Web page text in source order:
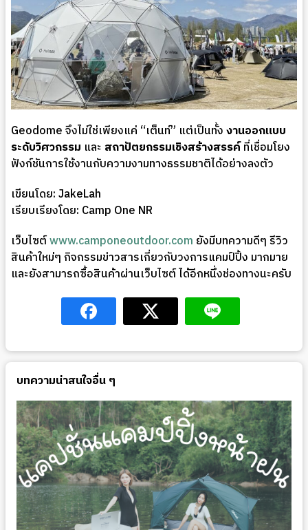
Geodome จึงไม่ใช่เพียงแค่ “เต็นท์” แต่เป็นทั้งงานออกแบบ
ระดับวิศวกรรม และ สถาปัตยกรรมเชิงสร้างสรรค์ที่เชื่อมโยง
ฟังก์ชันการใช้งานกับความงามทางธรรมชาติได้อย่างลงตัว
เขียนโดย: JakeLah
เรียบเรียงโดย: Camp One NR
เว็บไซต์www.camponeoutdoor.com ยังมีบทความดีๆ รีวิว
สินค้าใหม่ๆ กิจกรรมข่าวสารเกี่ยวกับวงการแคมป์ปิ้ง มากมาย
และยังสามารถซื้อสินค้าผ่านเว็บไซต์ ได้อีกหนึ่งช่องทางนะครับ
บทความน่าสนใจอื่น ๆ